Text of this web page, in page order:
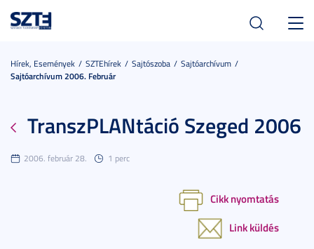
Hírek, Események SZTEhírek Sajtószoba
Sajtóarchívum
Sajtóarchívum 2006. Február
TranszPLANtáció Szeged 2006
2006. február 28. 1 perc
Cikk nyomtatás
Link küldés